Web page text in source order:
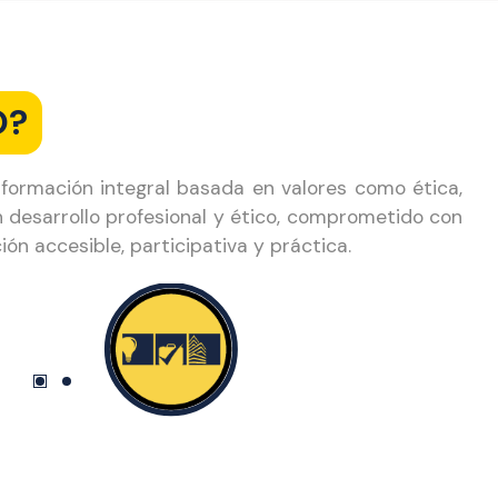
integral basada en valores como ética,
desarrollo profesional y ético, comprometido con
accesible, participativa y práctica.
Parque Científico de Innovación